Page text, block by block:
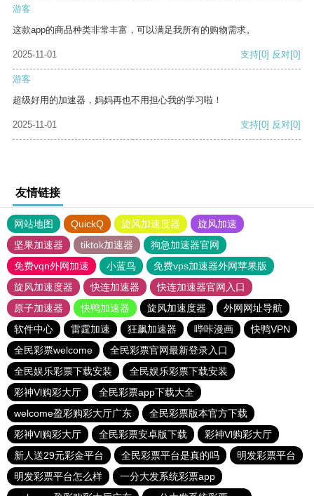
游客
这款app的商品种类非常丰富，可以满足我所有的购物需求。
2025-11-01 支持[0] 反对[0]
游客
超级好用的加速器，妈妈再也不用担心我的学习啦！
2025-11-01 支持[0] 反对[0]
友情链接
网站地图 QuickQ 旋风加速度器
旋风加速
坚果加速器
tiktok加速器
狗急加速器官网
免费vqn外网加速
小蓝鸟
免费vps加速器外网苹果版
旋风加速度器
快连加速器
快连加速器官网入口
原子加速器
快鸭加速器 旋风加速度器
外网网址导航
软件中心
雷霆加速 狂飙加速器 哔咔漫画
快鸭VPN
全民彩票welcome
全民彩票官网最新登录入口
全民娱乐彩票下载安装
全民娱乐彩票下载安装
彩神Vl购彩大厅
全民彩票app下载大全
welcome盈彩购彩大厅广东
全民彩票版本官方下载
彩神Vl购彩大厅
全民彩票安卓版下载
彩神Vl购彩大厅
新人送29元彩金平台
全民彩票平台是真的吗
明发彩票平台
明发彩票平台怎么样
一分大发系统彩票app